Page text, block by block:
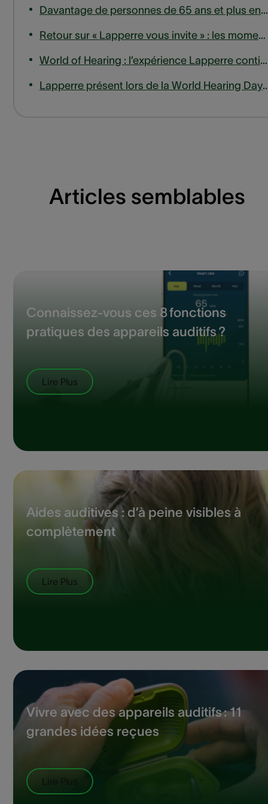
Davantage de personnes de 65 ans et plus entrent en ligne de compte pour un remboursement des appareils auditifs
Retour sur « Lapperre vous invite » : les moments forts de notre session d'experts sur les acouphènes
World of Hearing : l’expérience Lapperre continue de s’étendre, jusqu’en Wallonie.
Lapperre présent lors de la World
Articles semblables
Connaissez-vous ces 8 fonctions
pratiques des appareils auditifs ?
Lire Plus
Aides auditives : d’à peine visibles à
complètement
Lire Plus
Vivre avec des appareils auditifs : 11
grandes idées reçues
Lire Plus